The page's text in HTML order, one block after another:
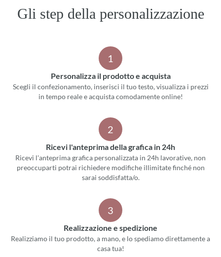
Gli step della personalizzazione
1
Personalizza il prodotto e acquista
Scegli il confezionamento, inserisci il tuo testo, visualizza i prezzi
in tempo reale e acquista comodamente online!
2
Ricevi l'anteprima della grafica in 24h
Ricevi l'anteprima grafica personalizzata in 24h lavorative, non
preoccuparti potrai richiedere modifiche illimitate finché non
sarai soddisfatta/o.
3
Realizzazione e spedizione
Realizziamo il tuo prodotto, a mano, e lo spediamo direttamente a
casa tua!